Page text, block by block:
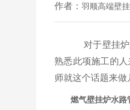
作者： 羽顺高端壁
对于壁挂
熟悉此项施工的
师就这个话题来
燃气壁挂炉水路